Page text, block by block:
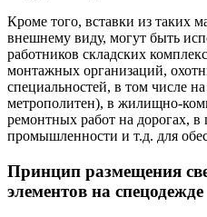
Кроме того, вставки из таких
внешнему виду, могут быть
работников складских
монтажных организаций,
специальностей, в том числе
метрополитен), в жилищно-
ремонтных работ на дорогах,
промышленности и т.д. для
Принцип размещения
элементов на спецодежде